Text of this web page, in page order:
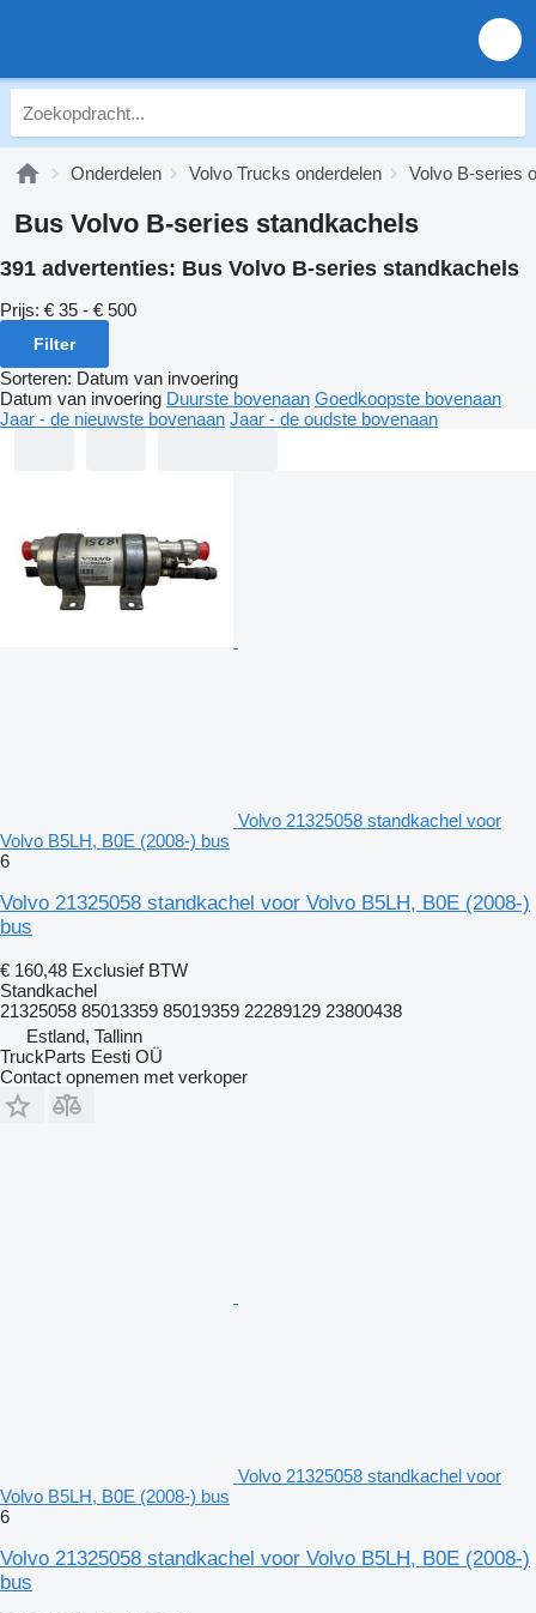
Onderdelen Volvo Trucks onderdelen Volvo B-series
Bus Volvo B-series standkachels
391 advertenties: Bus Volvo B-series standkachels
Prijs: € 35 - € 500
Filter
Sorteren: Datum van invoering
Datum van invoering Duurste bovenaan Goedkoopste bovenaan
Jaar - de nieuwste bovenaan Jaar - de oudste bovenaan
Volvo 21325058 standkachel voor
Volvo B5LH, B0E (2008-) bus
6
Volvo 21325058 standkachel voor Volvo B5LH, B0E (2008-)
bus
€ 160,48 Exclusief BTW
Standkachel
21325058 85013359 85019359 22289129 23800438
Estland, Tallinn
TruckParts Eesti OÜ
Contact opnemen met verkoper
Volvo 21325058 standkachel voor
Volvo B5LH, B0E (2008-) bus
6
Volvo 21325058 standkachel voor Volvo B5LH, B0E (2008-)
bus